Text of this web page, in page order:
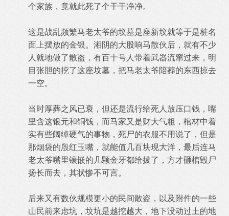
个家族，竟就此死了个干干净净。
这是战乱频繁马老太爷的坟墓是座新坟就等于是桩名
面上摆放的金银。湘阴的大股响马散伙后，就有不少
人就地做了散盗，有百十号人带着武器流窜过来，明
目张胆的挖了这座坟墓，把马老太爷陪葬的东西掠去
一空。
当时厚葬之风已衰，但还是流行给死人放压口钱，嘴
里含这银元和铜钱，而马家又是财大气粗，棺材中着
实有些阔绰硬气的事物，死尸的衣服不用说了，但是
那烟袋的殷红玉嘴，就能值几百块现大洋，最后连马
老太爷嘴里镶嵌的几颗金牙都给拔了，方才砸棺毁尸
扬长而去，其状惨不可言。
后来又有数伙规模更小的民间散盗，以及附件的一些
山民前来虑坑，坟坑是越挖越大，地下没动过土的地